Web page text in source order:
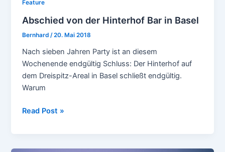
Feature
Abschied von der Hinterhof Bar in Basel
Bernhard/20. Mai 2018
Nach sieben Jahren Party ist an diesem
Wochenende endgültig Schluss: Der Hinterhof auf
dem Dreispitz-Areal in Basel schließt endgültig.
Warum
Abschied
Hinterhof
Read Post »